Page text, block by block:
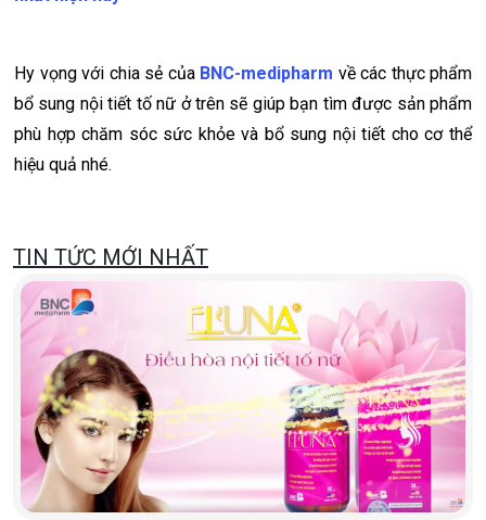
Hy vọng với chia sẻ của BNC-medipharm về các thực phẩm
bổ sung nội tiết tố nữ ở trên sẽ giúp bạn tìm được sản phẩm
phù hợp chăm sóc sức khỏe và bổ sung nội tiết cho cơ thể
hiệu quả nhé.
TIN TỨC MỚI NHẤT